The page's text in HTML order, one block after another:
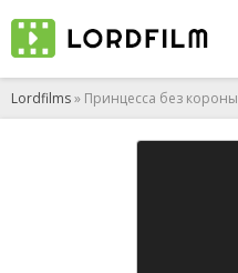
Lordfilms» Принцесса без короны